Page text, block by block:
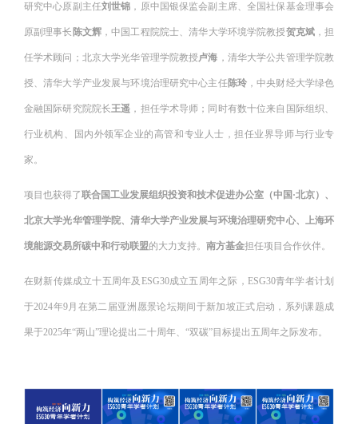
研究中心原副主任刘世锦 ，原中国银保监会副主席、全国社保基金理事会
原副理事长 陈文辉，中国工程院院士、清华大学环境学院教授贺克斌 ，担
任学术顾问；北京大学光华管理学院教授卢海 ，清华大学公共管理学院教
授、清华大学产业发展与环境治理研究中心主任陈玲 ，中央财经大学绿色
金融国际研究院院长王遥 ，担任学术导师；同时有数十位来自国际组织、
行业机构、国内外领军企业的高管和专业人士，担任业界导师与行业专
家。
项目也获得了联合国工业发展组织投资和技术促进办公室（中国·北京）、
北京大学光华管理学院、清华大学产业发展与环境治理研究中心、上海环
境能源交易所碳中和行动联盟的大力支持。 南方基金担任项目合作伙伴。
在财新传媒成立十五周年及ESG30成立五周年之际，ESG30青年学者计划
于2024年9月在第二届亚洲愿景论坛期间于新加坡正式启动，系列课题成
果于2025年“两山”理论提出二十周年、“双碳”目标提出五周年之际发布。